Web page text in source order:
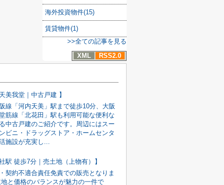
海外投資物件(15)
賃貸物件(1)
>>全ての記事を見る
XML
RSS2.0
美我堂｜中古戸建 】
線「河内天美」駅まで徒歩10分、大阪
筋線「北花田」駅も利用可能な便利な
中古戸建のご紹介です。周辺にはスー
ビニ・ドラッグストア・ホームセンタ
施設が充実し...
駅 徒歩7分｜売土地（上物有）】
契約不適合責任免責での販売となりま
と価格のバランスが魅力の一件で